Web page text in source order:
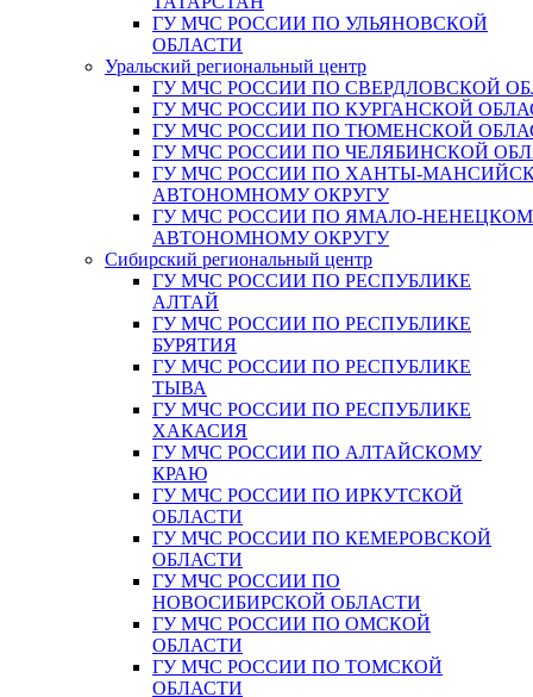
ГУ МЧС РОССИИ ПО УЛЬЯНОВСКОЙ
ОБЛАСТИ
Уральский региональный центр
ГУ МЧС РОССИИ ПО СВЕРДЛОВСКОЙ
ГУ МЧС РОССИИ ПО КУРГАНСКОЙ
ГУ МЧС РОССИИ ПО ТЮМЕНСКОЙ
ГУ МЧС РОССИИ ПО ЧЕЛЯБИНСКОЙ
ГУ МЧС РОССИИ ПО ХАНТЫ-
АВТОНОМНОМУ ОКРУГУ
ГУ МЧС РОССИИ ПО ЯМАЛО-
АВТОНОМНОМУ ОКРУГУ
Сибирский региональный центр
ГУ МЧС РОССИИ ПО РЕСПУБЛИКЕ
АЛТАЙ
ГУ МЧС РОССИИ ПО РЕСПУБЛИКЕ
БУРЯТИЯ
ГУ МЧС РОССИИ ПО РЕСПУБЛИКЕ
ТЫВА
ГУ МЧС РОССИИ ПО РЕСПУБЛИКЕ
ХАКАСИЯ
ГУ МЧС РОССИИ ПО АЛТАЙСКОМУ
КРАЮ
ГУ МЧС РОССИИ ПО ИРКУТСКОЙ
ОБЛАСТИ
ГУ МЧС РОССИИ ПО КЕМЕРОВСКОЙ
ОБЛАСТИ
ГУ МЧС РОССИИ ПО
НОВОСИБИРСКОЙ ОБЛАСТИ
ГУ МЧС РОССИИ ПО ОМСКОЙ
ОБЛАСТИ
ГУ МЧС РОССИИ ПО ТОМСКОЙ
ОБЛАСТИ